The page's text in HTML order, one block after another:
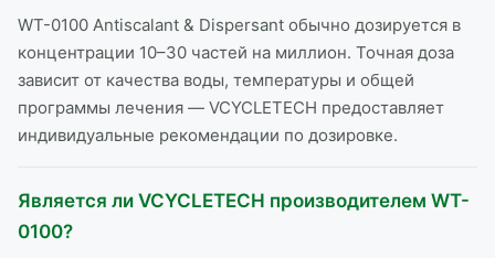
WT-0100 Antiscalant & Dispersant обычно дозируется в
концентрации 10–30 частей на миллион. Точная доза
зависит от качества воды, температуры и общей
программы лечения — VCYCLETECH предоставляет
индивидуальные рекомендации по дозировке.
Является ли VCYCLETECH производителем WT-
0100?